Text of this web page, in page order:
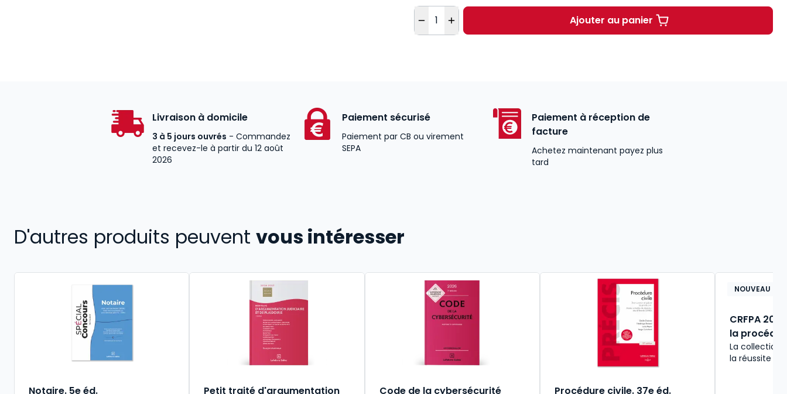
Quantité
Ajouter au panierLe contrôle de proportionnalité à
Livraison à domicile
3 à 5 jours ouvrés - Commandez
et recevez-le à partir du 12 août
2026
Paiement sécurisé
Paiement par CB ou virement
SEPA
Paiement à réception de
facture
Achetez maintenant payez plus
tard
D'autres produits peuvent vous intéresser
Notaire. 5e éd.
Petit traité d'argumentation
Code de la cybersécurité
Procédure civile. 37e éd.
NOUVEAU
CRFPA
la
La collection
la réussite du